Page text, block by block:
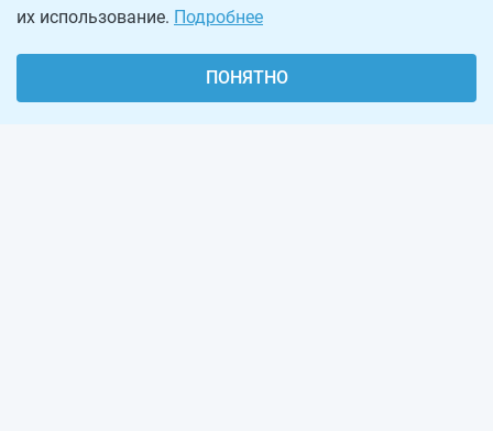
их использование. Подробнее
ПОНЯТНО